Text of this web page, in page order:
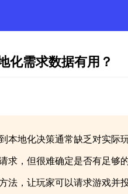
化需求数据有用？
本地化决策通常缺乏对实际
求，但很难确定是否有足够
法，让玩家可以请求游戏并